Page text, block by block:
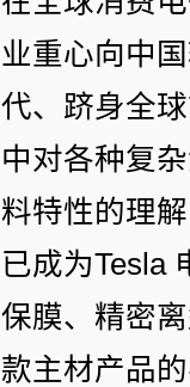
业重心向中
代、跻身全
中对各种复
料特性的理
已成为Tesla
保膜、精密
款主材产品